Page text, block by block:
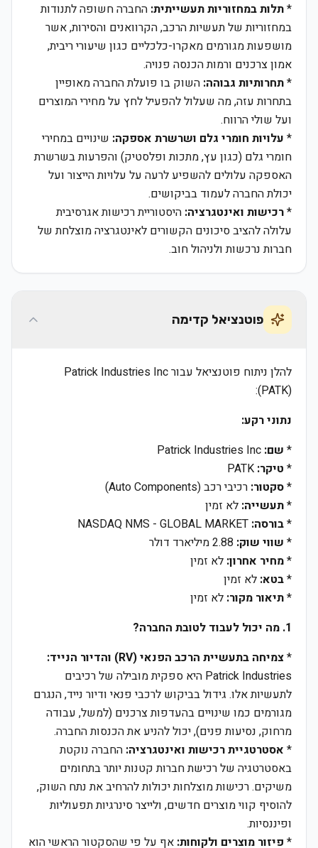
*תלות במחזוריות תעשייתית: החברה חשופה לתנודות
במחזוריות של תעשיות הרכב, הקרוואנים והסירות, אשר
מושפעות מגורמים מאקרו-כלכליים כגון שיעורי ריבית,
אמון צרכנים ורמות הכנסה פנויה.
*תחרותיות גבוהה: השוק בו פועלת החברה מאופיין
בתחרות עזה, מה שעלול להפעיל לחץ על מחירי המוצרים
ועל שולי הרווח.
* עלויות חומרי גלם ושרשרת אספקה: שינויים במחירי
חומרי גלם (כגון עץ, מתכות ופלסטיק) והפרעות בשרשרת
האספקה עלולים להשפיע לרעה על עלויות הייצור ועל
יכולת החברה לעמוד בביקושים.
*רכישות ואינטגרציה: היסטוריית רכישות אגרסיבית
עלולה להציב סיכונים הקשורים לאינטגרציה מוצלחת של
חברות נרכשות ולניהול חוב.
פוטנציאל קדימה
להלן ניתוח פוטנציאל עבור Patrick Industries Inc
(PATK):
נתוני רקע:
* שם:
* טיקר:
*סקטור: רכיבי רכב (Auto Components)
*תעשייה: לא זמין
*בורסה:
* שווי שוק:
*מחיר אחרון: לא זמין
*בטא: לא זמין
*תיאור מקור: לא זמין
1. מה יכול לעבוד לטובת החברה?
*צמיחה בתעשיית הרכב הפנאי (RV) והדיור הנייד:
Patrick Industries היא ספקית מובילה של רכיבים
לתעשיות אלו. גידול בביקוש לרכבי פנאי ודיור נייד, הנגרם
מגורמים כמו שינויים בהעדפות צרכנים (למשל, עבודה
מרחוק, נסיעות פנים), יכול להניע את הכנסות החברה.
* אסטרטגיית רכישות ואינטגרציה: החברה נוקטת
באסטרטגיה של רכישת חברות קטנות יותר בתחומים
משיקים. רכישות מוצלחות יכולות להרחיב את נתח השוק,
להוסיף קווי מוצרים חדשים, ולייצר סינרגיות תפעוליות
ופיננסיות.
* פיזור מוצרים ולקוחות: אף על פי שהסקטור הראשי הוא